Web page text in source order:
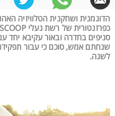
הדוגמנית ושחקנית הטלוויזיה
סניפים בחדרה ובאור עקיבא יחד
לשנה.